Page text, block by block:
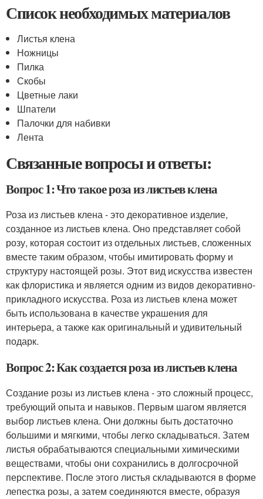
Список необходимых материалов
Листья клена
Ножницы
Пилка
Скобы
Цветные лаки
Шпатели
Палочки для набивки
Лента
Связанные вопросы и ответы:
Вопрос 1: Что такое роза из листьев клена
Роза из листьев клена - это декоративное изделие,
созданное из листьев клена. Оно представляет собой
розу, которая состоит из отдельных листьев, сложенных
вместе таким образом, чтобы имитировать форму и
структуру настоящей розы. Этот вид искусства известен
как флористика и является одним из видов декоративно-
прикладного искусства. Роза из листьев клена может
быть использована в качестве украшения для
интерьера, а также как оригинальный и удивительный
подарк.
Вопрос 2: Как создается роза из листьев клена
Создание розы из листьев клена - это сложный процесс,
требующий опыта и навыков. Первым шагом является
выбор листьев клена. Они должны быть достаточно
большими и мягкими, чтобы легко складываться. Затем
листья обрабатываются специальными химическими
веществами, чтобы они сохранились в долгосрочной
перспективе. После этого листья складываются в форме
лепестка розы, а затем соединяются вместе, образуя